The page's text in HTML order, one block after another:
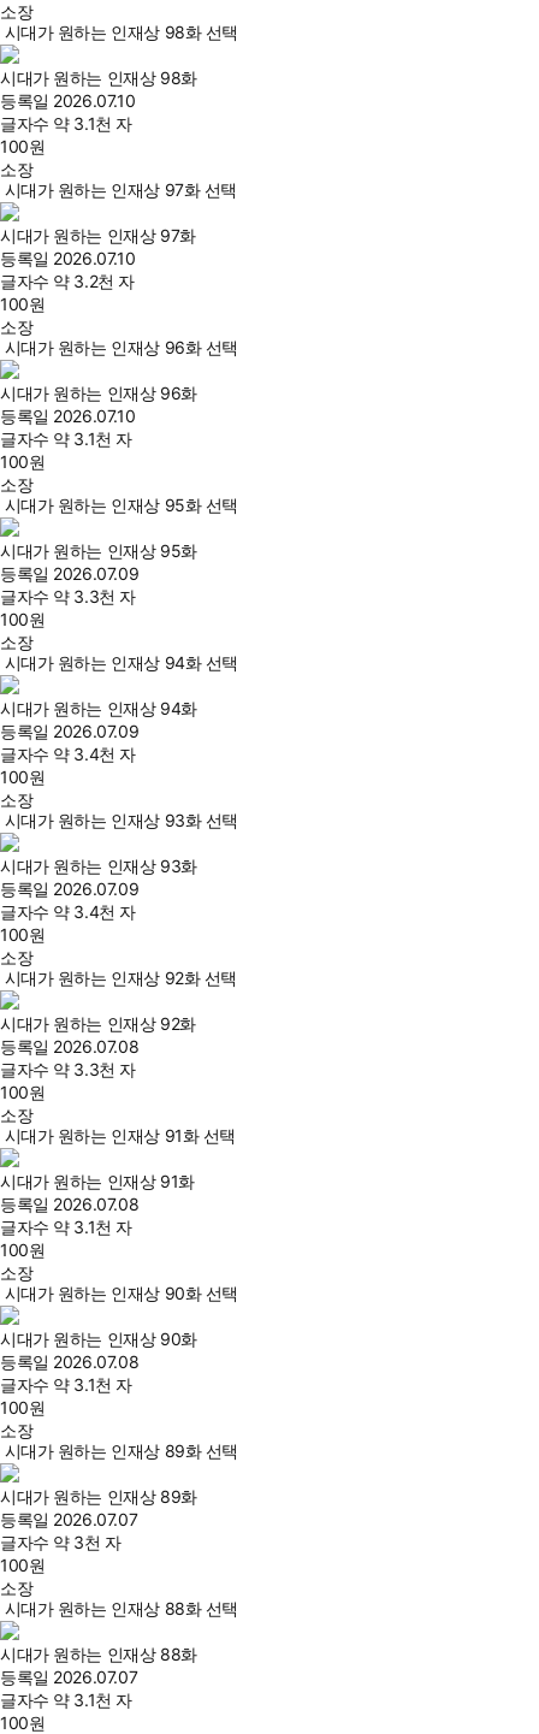
소장
시대가 원하는 인재상 98화 선택
시대가 원하는 인재상 98화
등록일 2026.07.10
글자수 약 3.1천 자
100원
소장
시대가 원하는 인재상 97화 선택
시대가 원하는 인재상 97화
등록일 2026.07.10
글자수 약 3.2천 자
100원
소장
시대가 원하는 인재상 96화 선택
시대가 원하는 인재상 96화
등록일 2026.07.10
글자수 약 3.1천 자
100원
소장
시대가 원하는 인재상 95화 선택
시대가 원하는 인재상 95화
등록일 2026.07.09
글자수 약 3.3천 자
100원
소장
시대가 원하는 인재상 94화 선택
시대가 원하는 인재상 94화
등록일 2026.07.09
글자수 약 3.4천 자
100원
소장
시대가 원하는 인재상 93화 선택
시대가 원하는 인재상 93화
등록일 2026.07.09
글자수 약 3.4천 자
100원
소장
시대가 원하는 인재상 92화 선택
시대가 원하는 인재상 92화
등록일 2026.07.08
글자수 약 3.3천 자
100원
소장
시대가 원하는 인재상 91화 선택
시대가 원하는 인재상 91화
등록일 2026.07.08
글자수 약 3.1천 자
100원
소장
시대가 원하는 인재상 90화 선택
시대가 원하는 인재상 90화
등록일 2026.07.08
글자수 약 3.1천 자
100원
소장
시대가 원하는 인재상 89화 선택
시대가 원하는 인재상 89화
등록일 2026.07.07
글자수 약 3천 자
100원
소장
시대가 원하는 인재상 88화 선택
시대가 원하는 인재상 88화
등록일 2026.07.07
글자수 약 3.1천 자
100원